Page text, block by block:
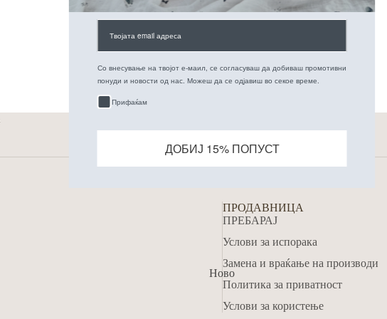
Ново
Не се пронајдени производи.
ПРОДАВНИЦА
ПРЕБАРАЈ
Услови за испорака
Замена и враќање на производи
Политика за приватност
Услови за користење
Refund policy
Privacy policy
Со внесување на твојот е-маил, се согласуваш да добиваш промотивни
понуди и новости од нас. Можеш да се одјавиш во секое време.
Прифаќам
ДОБИЈ 15% ПОПУСТ